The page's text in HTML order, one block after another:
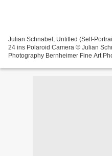
Julian Schnabel, Untitled (Self-
24 ins Polaroid Camera © Julian
Photography Bernheimer Fine Art